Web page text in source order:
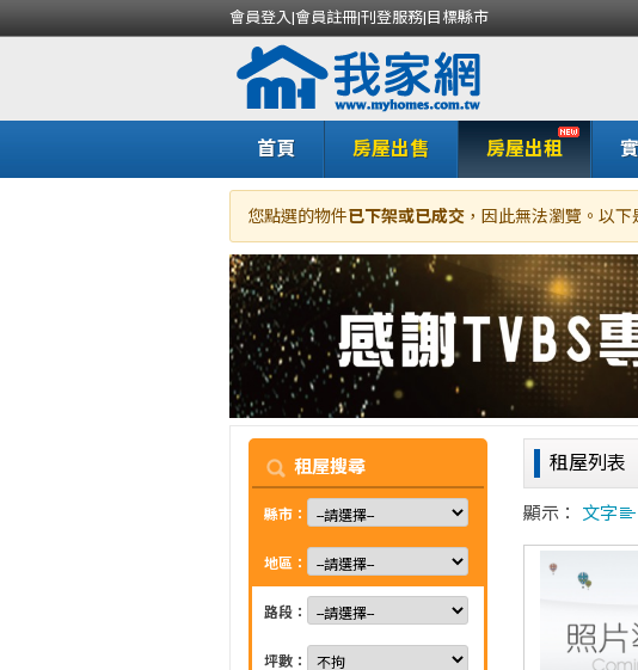
會員登入|會員註冊|刊登服務| 目標縣市
首頁 房屋出售 房屋出租
您點選的物件已下架或已成交 ，因此無法瀏覽。以
租屋搜尋
縣市：
地區：
路段：
坪數：
我家網房屋租賃
租屋列表
顯示： 文字